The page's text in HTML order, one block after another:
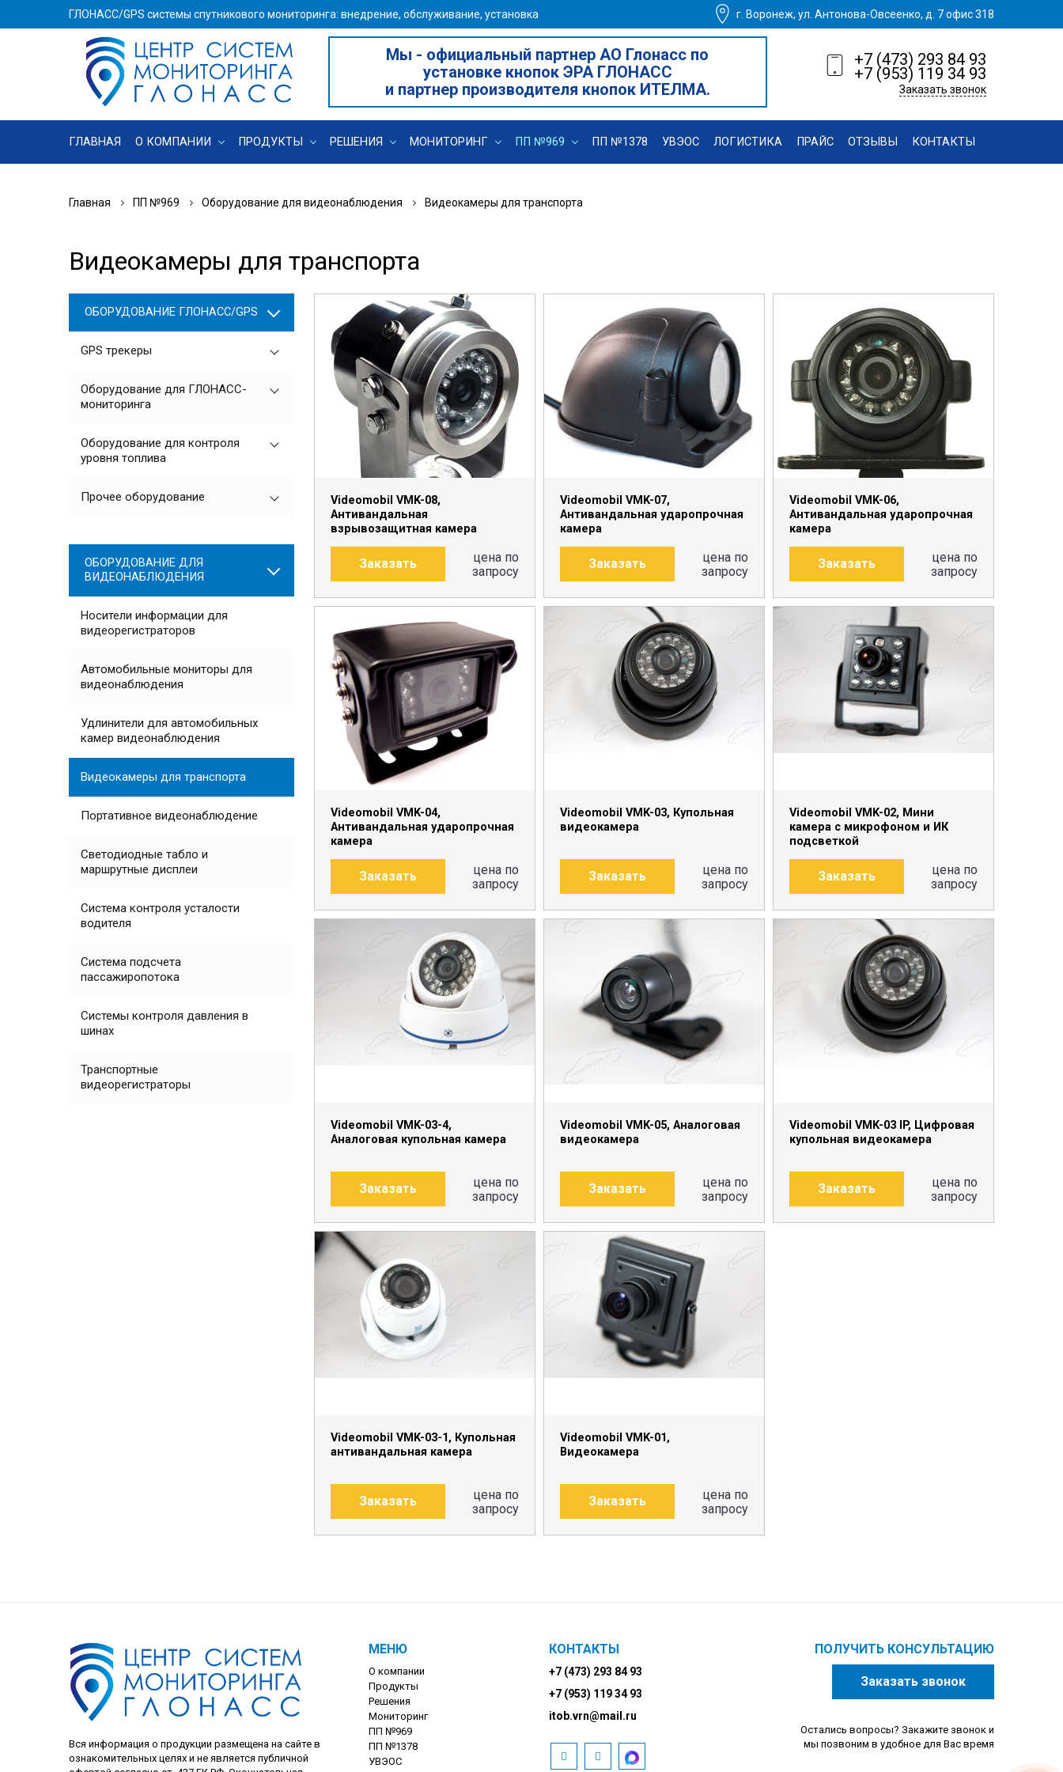
ГЛОНАСС/GPS системы спутникового мониторинга: внедрение, обслуживание, установка г. Воронеж, ул. Антонова-Овсеенко, д. 7 офис 318
Мы - официальный партнер АО Глонасс по
установке кнопок ЭРА ГЛОНАСС
и партнер производителя кнопок ИТЕЛМА.
+7 (473) 293 84 93
+7 (953) 119 34 93
Заказать звонок
ГЛАВНАЯ О КОМПАНИИ ПРОДУКТЫ РЕШЕНИЯ МОНИТОРИНГ ПП №969 ПП №1378 УВЭОС ЛОГИСТИКА ПРАЙС ОТЗЫВЫ КОНТАКТЫ
Главная ПП №969 Оборудование для видеонаблюдения Видеокамеры для транспорта
Видеокамеры для транспорта
ОБОРУДОВАНИЕ ГЛОНАСС/GPS
GPS трекеры
Оборудование для ГЛОНАСС-
мониторинга
Оборудование для контроля
уровня топлива
Прочее оборудование
ОБОРУДОВАНИЕ ДЛЯ
ВИДЕОНАБЛЮДЕНИЯ
Носители информации для
видеорегистраторов
Автомобильные мониторы для
видеонаблюдения
Удлинители для автомобильных
камер видеонаблюдения
Видеокамеры для транспорта
Портативное видеонаблюдение
Светодиодные табло и
маршрутные дисплеи
Система контроля усталости
водителя
Система подсчета
пассажиропотока
Системы контроля давления в
шинах
Транспортные
видеорегистраторы
ПОДРОБНЕЕ
Videomobil VMK-08,
Антивандальная
взрывозащитная камера
Заказать
цена по
запросу
ПОДРОБНЕЕ
Videomobil VMK-07,
Антивандальная ударопрочная
камера
Заказать
цена по
запросу
ПОДРОБНЕЕ
Videomobil VMK-06,
Антивандальная ударопрочная
камера
Заказать
цена по
запросу
ПОДРОБНЕЕ
Videomobil VMK-04,
Антивандальная ударопрочная
камера
Заказать
цена по
запросу
ПОДРОБНЕЕ
Videomobil VMK-03, Купольная
видеокамера
Заказать
цена по
запросу
ПОДРОБНЕЕ
Videomobil VMK-02, Мини
камера с микрофоном и ИК
подсветкой
Заказать
цена по
запросу
ПОДРОБНЕЕ
Videomobil VMK-03-4,
Аналоговая купольная камера
Заказать
цена по
запросу
ПОДРОБНЕЕ
Videomobil VMK-05, Аналоговая
видеокамера
Заказать
цена по
запросу
ПОДРОБНЕЕ
Videomobil VMK-03 IP, Цифровая
купольная видеокамера
Заказать
цена по
запросу
ПОДРОБНЕЕ
Videomobil VMK-03-1, Купольная
антивандальная камера
Заказать
цена по
запросу
ПОДРОБНЕЕ
Videomobil VMK-01,
Видеокамера
Заказать
цена по
запросу
Вся информация о продукции размещена на сайте в
ознакомительных целях и не является публичной
МЕНЮ
О компании
Продукты
Решения
Мониторинг
ПП №969
ПП №1378
УВЭОС
КОНТАКТЫ
+7 (473) 293 84 93
+7 (953) 119 34 93
itob.vrn@mail.ru
ПОЛУЧИТЬ КОНСУЛЬТАЦИЮ
Заказать звонок
Остались вопросы? Закажите звонок и
мы позвоним в удобное для Вас время